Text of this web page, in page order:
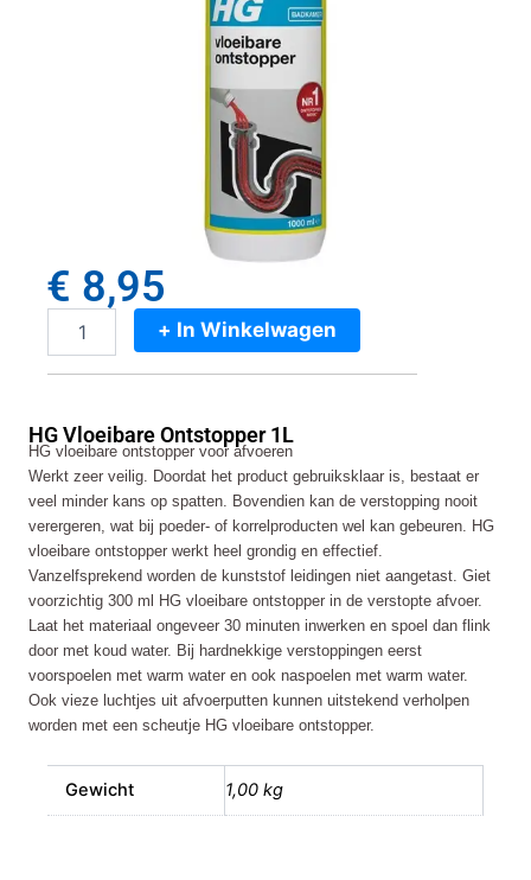
€ 8,95
aantal
+ In Winkelwagen
HG Vloeibare Ontstopper 1L
HG vloeibare ontstopper voor afvoeren
Werkt zeer veilig. Doordat het product gebruiksklaar is, bestaat er
veel minder kans op spatten. Bovendien kan de verstopping nooit
verergeren, wat bij poeder- of korrelproducten wel kan gebeuren. HG
vloeibare ontstopper werkt heel grondig en effectief.
Vanzelfsprekend worden de kunststof leidingen niet aangetast. Giet
voorzichtig 300 ml HG vloeibare ontstopper in de verstopte afvoer.
Laat het materiaal ongeveer 30 minuten inwerken en spoel dan flink
door met koud water. Bij hardnekkige verstoppingen eerst
voorspoelen met warm water en ook naspoelen met warm water.
Ook vieze luchtjes uit afvoerputten kunnen uitstekend verholpen
worden met een scheutje HG vloeibare ontstopper.
Gewicht 1,00 kg